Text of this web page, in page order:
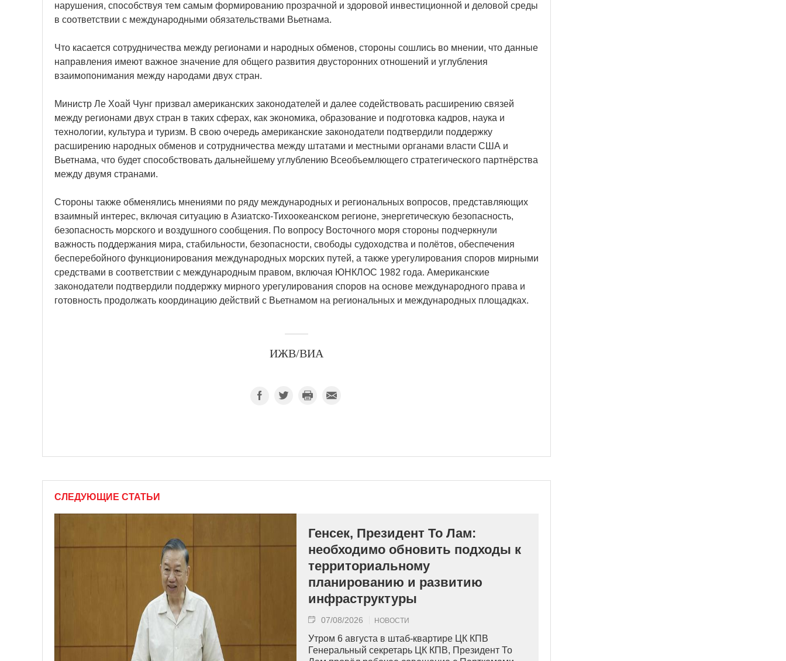
нарушения, способствуя тем самым формированию прозрачной и здоровой инвестиционной и деловой среды
в соответствии с международными обязательствами Вьетнама.
Что касается сотрудничества между регионами и народных обменов, стороны сошлись во мнении, что данные
направления имеют важное значение для общего развития двусторонних отношений и углубления
взаимопонимания между народами двух стран.
Министр Ле Хоай Чунг призвал американских законодателей и далее содействовать расширению связей
между регионами двух стран в таких сферах, как экономика, образование и подготовка кадров, наука и
технологии, культура и туризм. В свою очередь американские законодатели подтвердили поддержку
расширению народных обменов и сотрудничества между штатами и местными органами власти США и
Вьетнама, что будет способствовать дальнейшему углублению Всеобъемлющего стратегического партнёрства
между двумя странами.
Стороны также обменялись мнениями по ряду международных и региональных вопросов, представляющих
взаимный интерес, включая ситуацию в Азиатско-Тихоокеанском регионе, энергетическую безопасность,
безопасность морского и воздушного сообщения. По вопросу Восточного моря стороны подчеркнули
важность поддержания мира, стабильности, безопасности, свободы судоходства и полётов, обеспечения
бесперебойного функционирования международных морских путей, а также урегулирования споров мирными
средствами в соответствии с международным правом, включая ЮНКЛОС 1982 года. Американские
законодатели подтвердили поддержку мирного урегулирования споров на основе международного права и
готовность продолжать координацию действий с Вьетнамом на региональных и международных площадках.
ИЖВ/ВИА
СЛЕДУЮЩИЕ СТАТЬИ
Генсек, Президент То Лам:
необходимо обновить подходы к
территориальному
планированию и развитию
инфраструктуры
07/08/2026 НОВОСТИ
Утром 6 августа в штаб-квартире ЦК КПВ
Генеральный секретарь ЦК КПВ, Президент То